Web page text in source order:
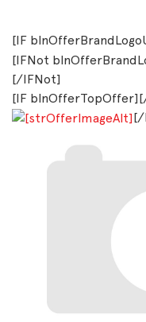
[IF
[IFNot
[/IFNot]
[IF
[/